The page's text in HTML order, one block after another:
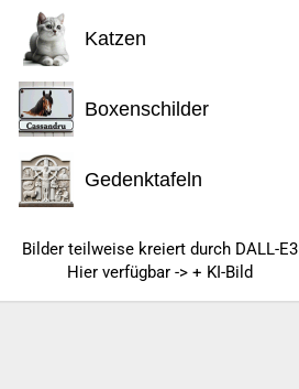
Katzen
Boxenschilder
Gedenktafeln
Bilder teilweise kreiert durch DALL-E3
Hier verfügbar -> + KI-Bild